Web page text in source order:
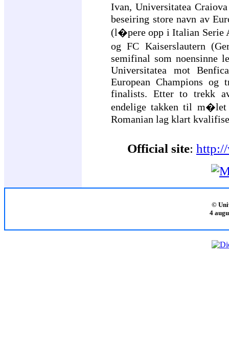
Ivan, Universitatea
beseiring store navn av
(l�pere opp i Italian Serie
og FC Kaiserslautern
semifinal som noensinne
Universitatea mot
European Champions og
finalists. Etter to trekk
endelige takken til m�let
Romanian lag klart
Official site:
©
4